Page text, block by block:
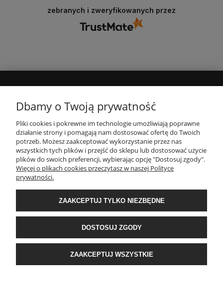
zebranych i zweryfikowanych przez
INFORMACJE
PŁATNOŚCI I DOSTAWA
O NAS
POPULARNE KATEGORIE
Krakowska 201, 34-124 Klecza Dolna, woj. małopolskie | e-mail:
ekomax.pl| telefon:507 086 377
Dbamy o Twoją prywatność
Pliki cookies i pokrewne im technologie umożliwiają poprawne
działanie strony i pomagają nam dostosować ofertę do Twoich
potrzeb. Możesz zaakceptować wykorzystanie przez nas
wszystkich tych plików i przejść do sklepu lub dostosować użycie
plików do swoich preferencji, wybierając opcję "Dostosuj zgody".
Więcej o plikach cookies przeczytasz w naszej Polityce
prywatności.
ZAAKCEPTUJ TYLKO NIEZBĘDNE
DOSTOSUJ ZGODY
ZAAKCEPTUJ WSZYSTKIE